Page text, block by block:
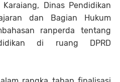
Dinas Pendidikan
dan Bagian Hukum
ranperda tentang
di ruang DPRD